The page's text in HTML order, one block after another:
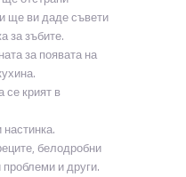
ще ви даде съвети
за зъбите.
за появата на
се крият в
белодробни
и други.